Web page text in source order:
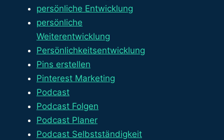
persönliche Entwicklung
persönliche
Weiterentwicklung
Persönlichkeitsentwicklung
Pins erstellen
Pinterest Marketing
Podcast
Podcast Folgen
Podcast Planer
Podcast Selbstständigkeit